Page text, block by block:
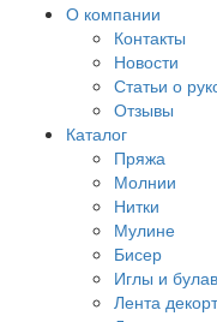
О компании
Контакты
Новости
Статьи о
Отзывы
Каталог
Пряжа
Молнии
Нитки
Мулине
Бисер
Иглы и
Лента